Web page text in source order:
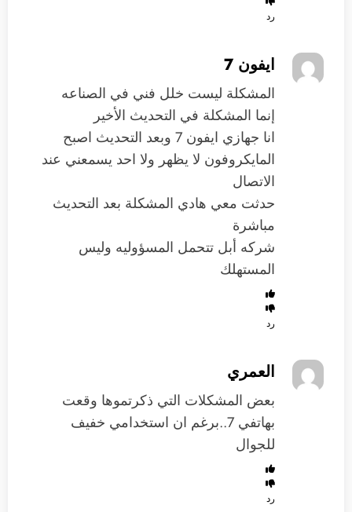
رد
ايفون 7
المشكلة ليست خلل فني في الصناعه
إنما المشكلة في التحديث الأخير
انا جهازي ايفون 7 وبعد التحديث اصبح
المايكروفون لا يظهر ولا احد يسمعني عند
الاتصال
حدثت معي هادي المشكلة بعد التحديث
مباشرة
شركه أبل تتحمل المسؤوليه وليس
المستهلك
رد
العمري
بعض المشكلات التي ذكرتموها وقعت
بهاتفي 7..برغم ان استخدامي خفيف
للجوال
رد